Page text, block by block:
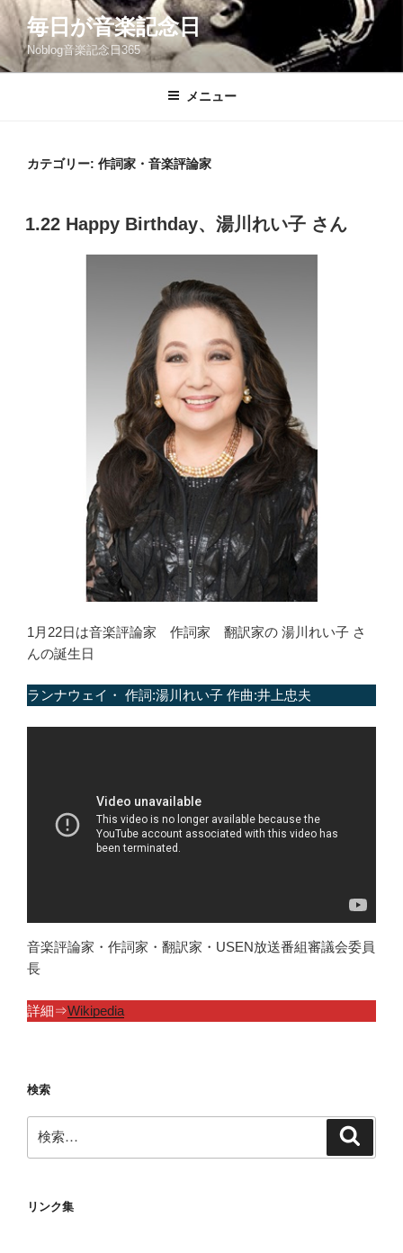
コ
テ
ン
毎日が音楽記念日
Noblog音楽記念日365
メニュー
カテゴリー: 作詞家・音楽評論家
投
稿
1.22 Happy Birthday、湯川れい子 さん
1月22日は音楽評論家 作詞家 翻訳家の 湯川れい子 さ
んの誕生日
ランナウェイ・ 作詞:湯川れい子 作曲:井上忠夫
音楽評論家・作詞家・翻訳家・USEN放送番組審議会委員
長
詳細⇒Wikipedia
検索
索:
リンク集